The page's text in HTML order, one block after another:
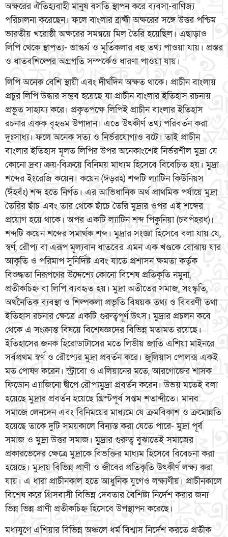
অক্ষরের ঐতিহ্যবাহী মানুষ বসতি স্থাপন করে ব্যবসা-বাণিজ্য
পরিচালনা করেছেন। ফলে বাংলার ব্রাহ্মী অক্ষরের সঙ্গে উত্তর পশ্চিম
ভারতীয় খরোষ্ঠী অক্ষরের সমন্বয়ে মিল তৈরি হয়েছিল। এছাড়াও
লিপি থেকে স্থাপত্য- ভাস্কর্য ও মূর্তিকলার বহু তথ্য পাওয়া যায়। প্রস্তর
ও ধাতবশিল্পের অগ্রগতি সম্পর্কেও ধারণা পাওয়া যায়।
লিপি অনেক বেশি স্থায়ী এবং দীর্ঘদিন অক্ষত থাকে। প্রাচীন বাংলায়
প্রচুর লিপি উদ্ধার সম্ভব হয়েছে যা প্রাচীন বাংলার ইতিহাস রচনায়
প্রভূত সাহায্য করে। প্রকৃতপক্ষে লিপিই প্রাচীন বাংলার ইতিহাস
রচনার একক বৃহত্তম উপাদান। এতে উৎকীর্ণ তথ্য পরিবর্তন করা
দুঃসাধ্য। ফলে অনেক সত্য ও নির্ভরযোগ্যও বটে। তাই প্রাচীন
বাংলার ইতিহাস মূলত লিপির উপর অনেকাংশেই নির্ভরশীল মুদ্রা যে
কোনো দ্রব্য ক্রয়-বিক্রয়ে বিনিময় মাধ্যম হিসেবে বিবেচিত হয়। মুদ্রা
শব্দের ইংরেজি কয়েন। কয়েন (ঈড়রহ) শব্দটি ল্যাটিন কিউনিয়স
(ঈঁহবঁং) শব্দ হতে নির্গত। এর আভিধানিক অর্থ প্রাথমিক পর্যায়ে মুদ্রা
তৈরির ছাঁচ এবং তার থেকে ছাঁচে তৈরি মুদ্রার ওপর এই শব্দের
প্রয়োগ হয়ে থাকে। অপর একটি ল্যাটিন শব্দ পিকুনিয়া (চবপঁহরধ)।
শব্দটি কয়েন শব্দের সমার্থক শব্দ। মুদ্রার সংজ্ঞা হিসেবে বলা যায় যে,
স্বর্ণ, রৌপ্য বা এরূপ মূল্যবান ধাতবের এমন এক খণ্ডকে বোঝায় যার
আকৃতি ও পরিমাপ সুনির্দিষ্ট এবং যাতে প্রশাসন ক্ষমতা কর্তৃক
বিশুদ্ধতা নিরূপণের উদ্দেশ্যে কোনো বিশেষ প্রতিকৃতি নমুনা,
প্রতীকচিহ্ন বা লিপি ব্যবহৃত হয়। মুদ্রা অতীতের সমাজ, সংস্কৃতি,
অর্থনৈতিক ব্যবস্থা ও শিল্পকলা প্রভৃতি বিষয়ক তথ্য ও বিবরণী তথা
ইতিহাস রচনার ক্ষেত্রে একটি গুরুত্বপূর্ণ উৎস। মুদ্রার প্রচলন কবে
থেকে এ সংক্রান্ত বিষয়ে বিশেষজ্ঞদের বিভিন্ন মতামত রয়েছে।
ইতিহাসের জনক হিরোডাটাসের মতে লিডীয় জাতি এশিয়া মাইনরে
সর্বপ্রথম স্বর্ণ ও রৌপ্যের মুদ্রা প্রবর্তন করে। জুলিয়াস পোলক্স একই
মত পোষণ করেন। স্ট্রাবো ও এলিয়ানের মতে, আরগোজের শাসক
ফিডোন এ্যাজিনো দ্বীপে রৌপ্যমুদ্রা প্রবর্তন করেন। উভয় মতেই বলা
হয়েছে মুদ্রার প্রবর্তন হয়েছে খ্রিস্টপূর্ব সপ্তম শতাব্দীতে। মানব
সমাজে লেনদেন এবং বিনিময়ের মাধ্যমে যে ক্রমবিকাশ ও ক্রমোন্নতি
হয়েছে তাকে দুটি সময়কালে বিন্যস্ত করা যেতে পারে- মুদ্রা পূর্ব
সমাজ ও মুদ্রা উত্তর সমাজ। মুদ্রার গুরুত্ব বুঝাতেই সমাজের
প্রকারভেদের ক্ষেত্রে মুদ্রাকে বিভক্তির মাধ্যম হিসেবে বিবেচনা করা
হয়েছে। মুদ্রায় বিভিন্ন প্রাণী ও জীবের প্রতিকৃতি উৎকীর্ণ লক্ষ্য করা
যায়। এ ধারা প্রাচীনকাল হতে আধুনিক যুগেও লক্ষ্যণীয়। প্রাচীনকালে
বিশেষ করে গ্রিসবাসী বিভিন্ন দেবতার বৈশিষ্ট্য নির্দেশ করার জন্য
ভিন্ন ভিন্ন প্রাণী প্রতীকচিহ্ন হিসেবে উপস্থাপন করেছে।
মধ্যযুগে এশিয়ার বিভিন্ন অঞ্চলে ধর্ম বিশ্বাস নির্দেশ করতে প্রতীক